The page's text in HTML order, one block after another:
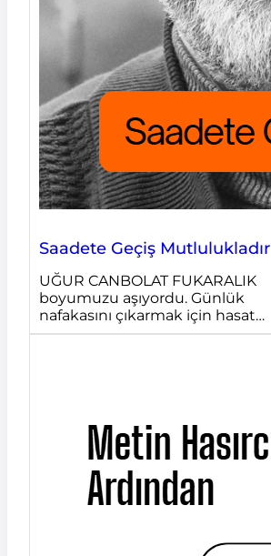
Saadete Geçiş Mutlulukladır
UĞUR CANBOLAT FUKARALIK
boyumuzu aşıyordu. Günlük
nafakasını çıkarmak için hasat…